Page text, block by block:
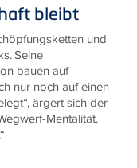
bleibt
und
Seine
bauen auf
nur noch auf einen
ärgert sich der
Mentalität.